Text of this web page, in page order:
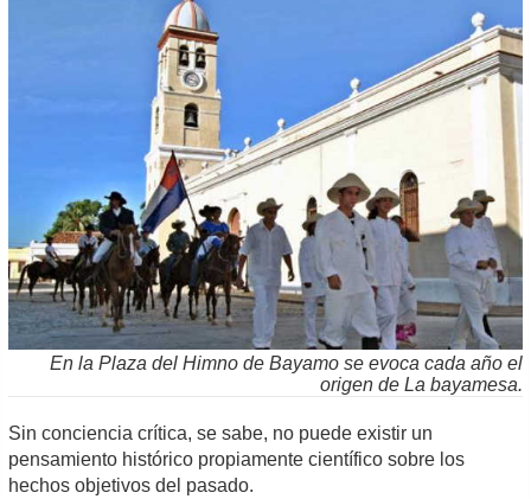
En la Plaza del Himno de Bayamo se evoca cada año el
origen de La bayamesa.
Sin conciencia crítica, se sabe, no puede existir un
pensamiento histórico propiamente científico sobre los
hechos objetivos del pasado.